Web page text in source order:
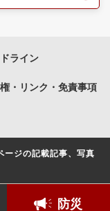
防災
ライン
・リンク・免責事項
ージの記載記事、写真